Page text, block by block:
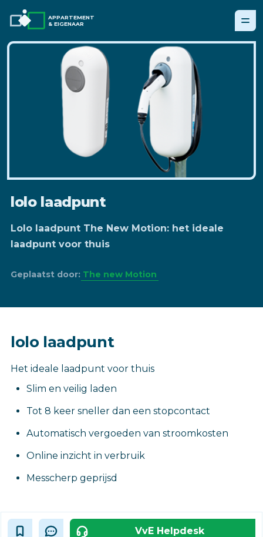
APPARTEMENT
& EIGENAAR
lolo laadpunt
Lolo laadpunt The New Motion: het ideale
laadpunt voor thuis
Geplaatst door: The new Motion
lolo laadpunt
Het ideale laadpunt voor thuis
Slim en veilig laden
Tot 8 keer sneller dan een stopcontact
Automatisch vergoeden van stroomkosten
Online inzicht in verbruik
Messcherp geprijsd
VvE Helpdesk